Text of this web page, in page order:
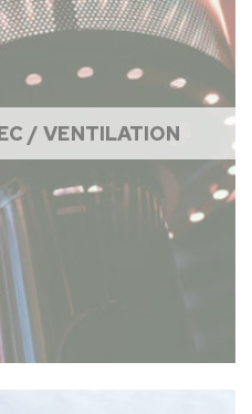
/ VENTILATION